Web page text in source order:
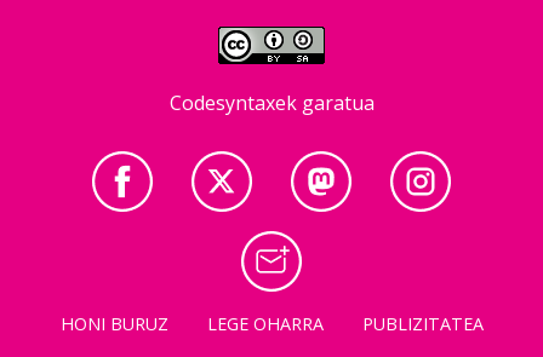
Codesyntaxek garatua
HONI BURUZ LEGE OHARRA
PUBLIZITATEA